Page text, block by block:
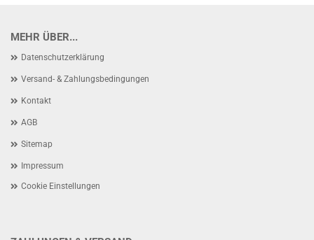
MEHR ÜBER...
Datenschutzerklärung
Versand- & Zahlungsbedingungen
Kontakt
AGB
Sitemap
Impressum
Cookie Einstellungen